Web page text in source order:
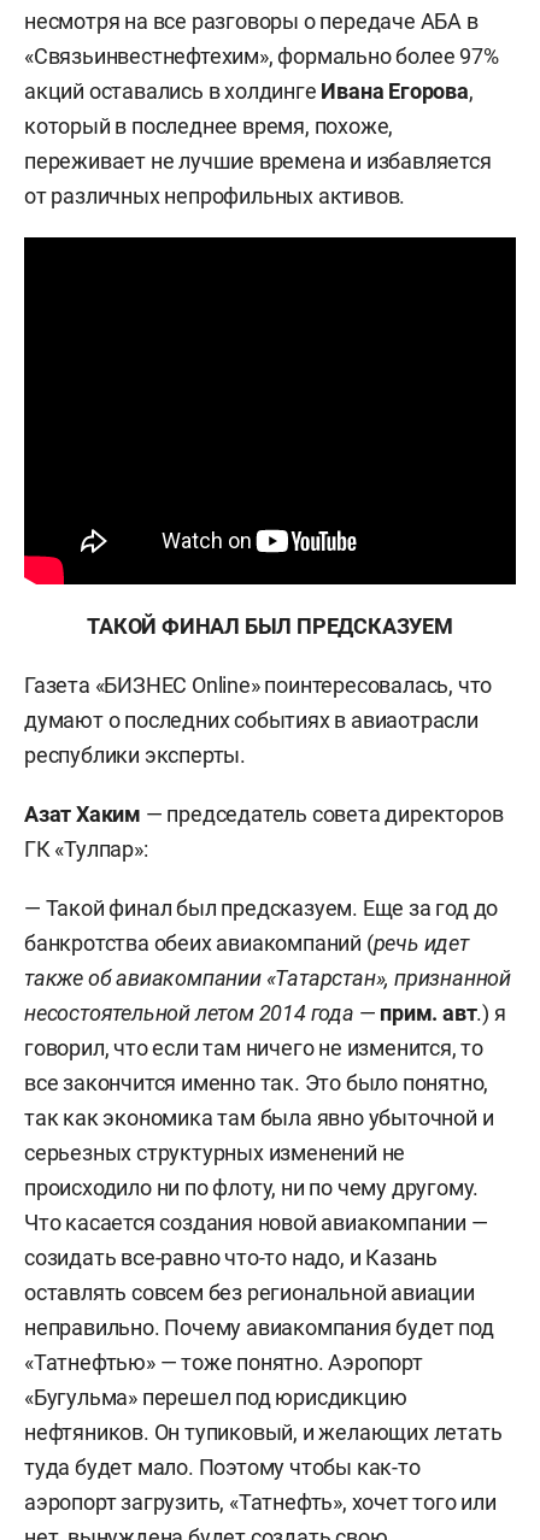
несмотря на все разговоры о передаче АБА в
«Связьинвестнефтехим», формально более 97%
акций оставались в холдинге Ивана Егорова,
который в последнее время, похоже,
переживает не лучшие времена и избавляется
от различных непрофильных активов.
ТАКОЙ ФИНАЛ БЫЛ ПРЕДСКАЗУЕМ
Газета «БИЗНЕС Online» поинтересовалась, что
думают о последних событиях в авиаотрасли
республики эксперты.
Азат Хаким — председатель совета директоров
ГК «Тулпар»:
— Такой финал был предсказуем. Еще за год до
банкротства обеих авиакомпаний (речь идет
также об авиакомпании «Татарстан», признанной
несостоятельной летом 2014 года — прим. авт.) я
говорил, что если там ничего не изменится, то
все закончится именно так. Это было понятно,
так как экономика там была явно убыточной и
серьезных структурных изменений не
происходило ни по флоту, ни по чему другому.
Что касается создания новой авиакомпании —
созидать все-равно что-то надо, и Казань
оставлять совсем без региональной авиации
неправильно. Почему авиакомпания будет под
«Татнефтью» — тоже понятно. Аэропорт
«Бугульма» перешел под юрисдикцию
нефтяников. Он тупиковый, и желающих летать
туда будет мало. Поэтому чтобы как-то
аэропорт загрузить, «Татнефть», хочет того или